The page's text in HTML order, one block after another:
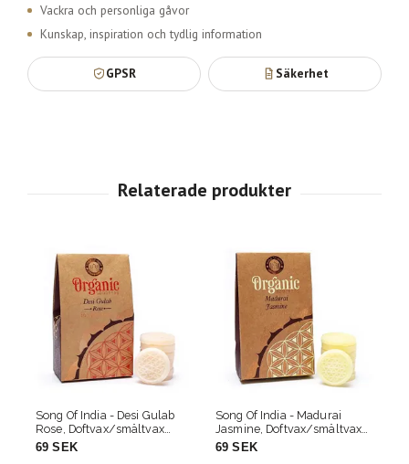
Vackra och personliga gåvor
Kunskap, inspiration och tydlig information
GPSR Säkerhet
Song Of India - Madurai
Jasmine, Doftvax/smältvax
(melts)
69 SEK
Song Of India - Dehn Al Oudh
Agarwood, Doftvax/smältvax
(melts)
69 SEK